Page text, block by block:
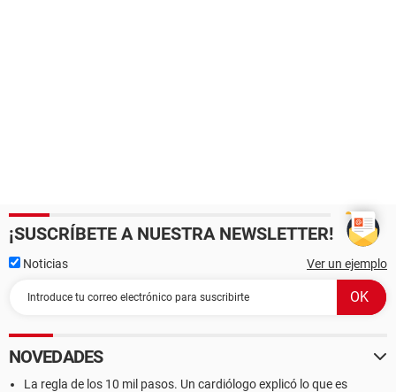
¡SUSCRÍBETE A NUESTRA NEWSLETTER!
Noticias Ver un ejemplo
NOVEDADES
La regla de los 10 mil pasos. Un cardiólogo explicó lo que es